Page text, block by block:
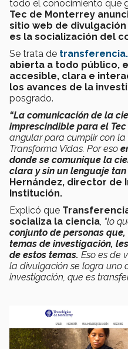
todo el conocimiento que
Tec de Monterrey
sitio web de
es la socialización del
Se trata de
abierta a todo público,
accesible, clara e
los avances de la
posgrado.
“La comunicación de la
imprescindible para el
angular para cumplir con
Transforma Vidas. Por eso
donde se comunique la
clara y sin un lenguaje tan
Hernández, director de
Institución.
Explicó que
socializa la ciencia “lo
conjunto de personas
temas de investigación,
de estos temas. Eso es de
la divulgación se logra uno
investigación, que es